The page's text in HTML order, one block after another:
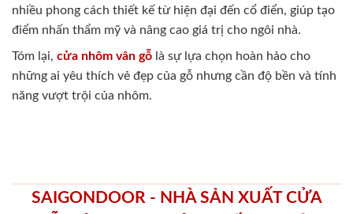
nhiều phong cách thiết kế từ hiện đại đến cổ điển, giúp tạo
điểm nhấn thẩm mỹ và nâng cao giá trị cho ngôi nhà.
Tóm lại, cửa nhôm vân gỗ là sự lựa chọn hoàn hảo cho
những ai yêu thích vẻ đẹp của gỗ nhưng cần độ bền và tính
năng vượt trội của nhôm.
SAIGONDOOR - NHÀ SẢN XUẤT CỬA